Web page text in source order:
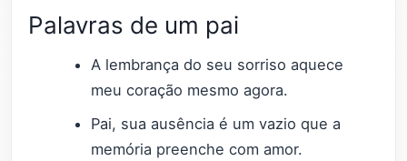
Palavras de um pai
A lembrança do seu sorriso aquece
meu coração mesmo agora.
Pai, sua ausência é um vazio que a
memória preenche com amor.